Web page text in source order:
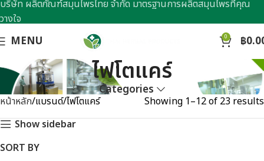
MENU 0 ฿
ไฟโตแคร์
Categories
หน้าหลัก แบรนด์ ไฟโตแคร์
Showing 1–12 of 23 results
Show sidebar
SORT BY
บริษัท ผลิตภัณฑ์สมุนไพรไทย จำกัด มาตรฐานการผลิตสมุนไพรที่คุณ
วางใจ